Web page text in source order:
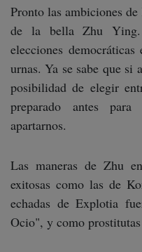
Pronto las ambiciones
de la bella Zhu
elecciones
urnas. Ya se sabe que si
posibilidad de elegir
preparado antes
apartarnos.
Las maneras de Zhu
exitosas como las de
echadas de Explotia
Ocio", y como